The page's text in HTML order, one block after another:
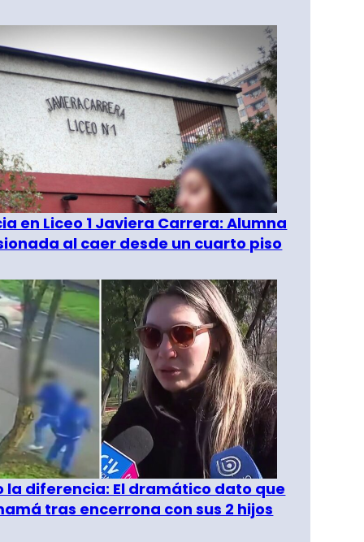
en Liceo 1 Javiera Carrera: Alumna
al caer desde un cuarto piso
la diferencia: El dramático dato que
tras encerrona con sus 2 hijos